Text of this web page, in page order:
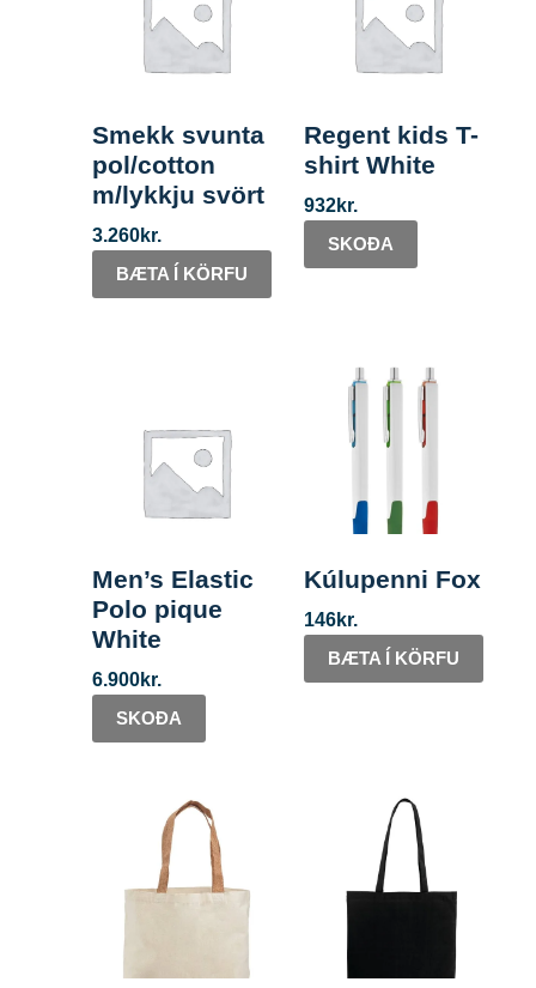
Smekk svunta
pol/cotton
m/lykkju svört
3.260kr.
BÆTA Í KÖRFU
Regent kids T-
shirt White
932kr.
SKOÐA
Men’s Elastic
Polo pique
White
6.900kr.
SKOÐA
Kúlupenni Fox
146kr.
BÆTA Í KÖRFU